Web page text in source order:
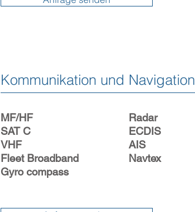
Kommunikation und Navigation
MF/HF
SAT C
VHF
Fleet Broadband
Gyro compass
Radar
ECDIS
AIS
Navtex